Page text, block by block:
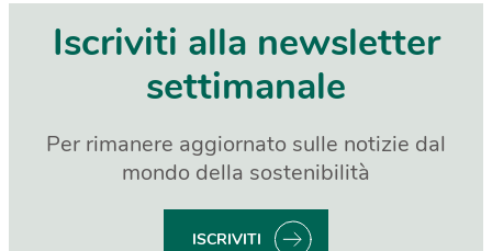
Iscriviti alla newsletter
settimanale
Per rimanere aggiornato sulle notizie dal
mondo della sostenibilità
ISCRIVITI